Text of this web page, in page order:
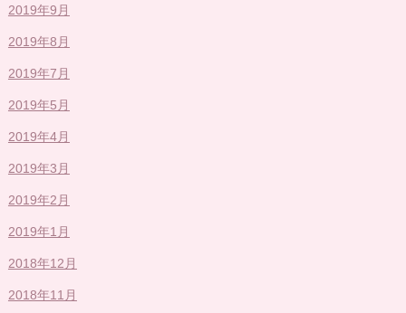
2019年9月
2019年8月
2019年7月
2019年5月
2019年4月
2019年3月
2019年2月
2019年1月
2018年12月
2018年11月